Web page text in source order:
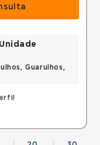
Guarulhos,